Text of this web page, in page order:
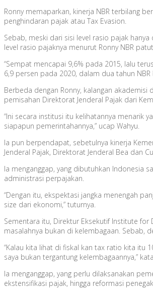
Ronny memaparkan, kinerja NBR terbilang
penghindaran pajak atau Tax Evasion.
Sebab, meski dari sisi level rasio pajak
level rasio pajaknya menurut Ronny NBR
“Sempat mencapai 9,6% pada 2015, lalu
6,9 persen pada 2020, dalam dua tahun
Berbeda dengan Ronny, kalangan
pemisahan Direktorat Jenderal Pajak dari
“Ini secara institusi itu kelihatannya menarik
siapapun pemerintahannya,” ucap Wahyu.
Ia pun berpendapat, sebetulnya kinerja
Jenderal Pajak, Direktorat Jenderal Bea dan
Ia menganggap, yang dibutuhkan Indonesia
administrasi perpajakan.
“Dengan itu, ekspektasi jangka menengah
size dari ekonomi,” tuturnya.
Sementara itu, Direktur Eksekutif Institute
masalahnya bukan di kelembagaan. Sebab,
“Kalau kita lihat di fiskal kan tax ratio kita itu
saya bukan tergantung kelembagaannya,”
Ia menganggap, yang perlu dilaksanakan
ekstensifikasi pajak, hingga reformasi